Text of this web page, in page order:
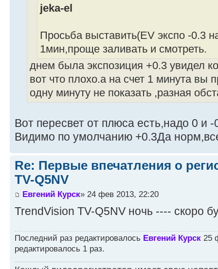
jeka-el
Просьба выставить(EV экспо -0.3
1мин,проще заливать и смотреть.
днем была экспозиция +0.3 увидел
вот что плохо.а на счет 1 минута вы
одну минуту не показать ,разная
Вот пересвет от плюса есть,надо 0 и -
Видимо по умолчанию +0.3Да
Re: Первые впечатления о
TV-Q5NV
Евгений Курск» 24 фев 2013, 22:20
TrendVision TV-Q5NV ночь ---- скоро
Последний раз редактировалось Евгений Курск 25
редактировалось 1 раз.